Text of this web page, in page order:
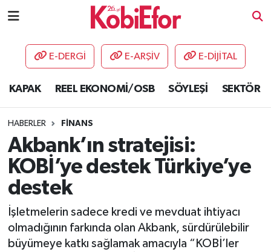
E-DERGİ E-ARŞİV E-DİJİTAL
KAPAK REEL EKONOMİ/OSB SÖYLEŞİ SEKTÖR
HABERLER FİNANS
Akbank’ın stratejisi:
KOBİ’ye destek Türkiye’ye
destek
İşletmelerin sadece kredi ve mevduat ihtiyacı
olmadığının farkında olan Akbank, sürdürülebilir
büyümeye katkı sağlamak amacıyla “KOBİ’ler
AKADEMİ
DESTEK-TEŞVİK
ETKİNLİK
GÜNCEL
KAPAK